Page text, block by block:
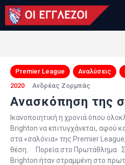
LONDON CALLING
ΚΑΤΗΓΟΡΙΕΣ
ΒΑΘΜΟΛΟΓΙΕΣ
ΟΜΑΔΕΣ
ΠΟΙΟΙ ΕΙΜΑΣΤΕ
Premier League Αναλύσεις
2020
Ανδρέας Ζορμπάς
Ανασκόπηση της
Ικανοποιητική η χρονιά όπου
Brighton να επιτυγχάνεται, αφού
στα «σαλόνια» της Premier
θέση. Πορεία στο Πρωτάθλημα
Brighton ήταν στραμμένη στο